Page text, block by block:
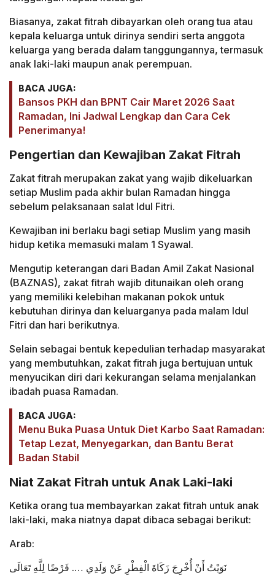
Biasanya, zakat fitrah dibayarkan oleh orang tua atau
kepala keluarga untuk dirinya sendiri serta anggota
keluarga yang berada dalam tanggungannya, termasuk
anak laki-laki maupun anak perempuan.
BACA JUGA:
Bansos PKH dan BPNT Cair Maret 2026 Saat
Ramadan, Ini Jadwal Lengkap dan Cara Cek
Penerimanya!
Pengertian dan Kewajiban Zakat Fitrah
Zakat fitrah merupakan zakat yang wajib dikeluarkan
setiap Muslim pada akhir bulan Ramadan hingga
sebelum pelaksanaan salat Idul Fitri.
Kewajiban ini berlaku bagi setiap Muslim yang masih
hidup ketika memasuki malam 1 Syawal.
Mengutip keterangan dari Badan Amil Zakat Nasional
(BAZNAS), zakat fitrah wajib ditunaikan oleh orang
yang memiliki kelebihan makanan pokok untuk
kebutuhan dirinya dan keluarganya pada malam Idul
Fitri dan hari berikutnya.
Selain sebagai bentuk kepedulian terhadap masyarakat
yang membutuhkan, zakat fitrah juga bertujuan untuk
menyucikan diri dari kekurangan selama menjalankan
ibadah puasa Ramadan.
BACA JUGA:
Menu Buka Puasa Untuk Diet Karbo Saat Ramadan:
Tetap Lezat, Menyegarkan, dan Bantu Berat
Badan Stabil
Niat Zakat Fitrah untuk Anak Laki-laki
Ketika orang tua membayarkan zakat fitrah untuk anak
laki-laki, maka niatnya dapat dibaca sebagai berikut:
Arab:
نَوَيْتُ أَنْ أُخْرِجَ زَكَاةَ الْفِطْرِ عَنْ وَلَدِي …. فَرْضًا لِلَّهِ تَعَالَى